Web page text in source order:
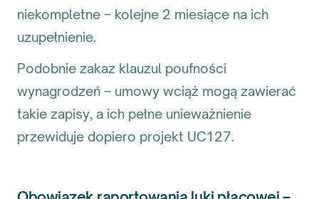
niekompletne – kolejne 2 miesiące na ich
uzupełnienie.
Podobnie zakaz klauzul poufności
wynagrodzeń – umowy wciąż mogą zawierać
takie zapisy, a ich pełne unieważnienie
przewiduje dopiero projekt UC127.